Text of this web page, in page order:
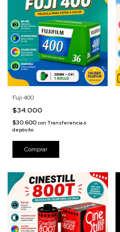
Fuji 400
$34.000
$30.600 con Transferencia o
depósito